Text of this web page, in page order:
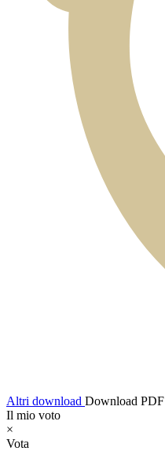
Altri download Download PDF
Il mio voto
×
Vota